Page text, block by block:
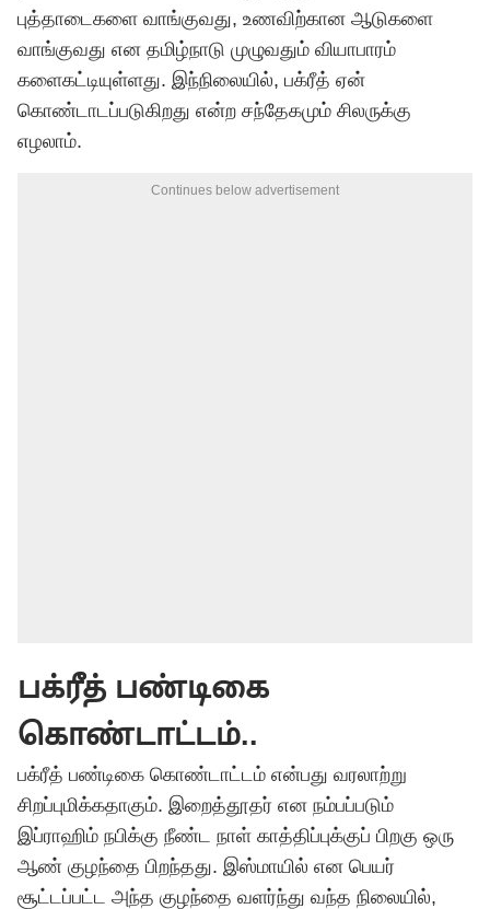
புத்தாடைகளை வாங்குவது, உணவிற்கான ஆடுகளை
வாங்குவது என தமிழ்நாடு முழுவதும் வியாபாரம்
களைகட்டியுள்ளது. இந்நிலையில், பக்ரீத் ஏன்
கொண்டாடப்படுகிறது என்ற சந்தேகமும் சிலருக்கு
எழலாம்.
Continues below advertisement
பக்ரீத் பண்டிகை
கொண்டாட்டம்..
பக்ரீத் பண்டிகை கொண்டாட்டம் என்பது வரலாற்று
சிறப்புமிக்கதாகும். இறைத்தூதர் என நம்பப்படும்
இப்ராஹிம் நபிக்கு நீண்ட நாள் காத்திப்புக்குப் பிறகு ஒரு
ஆண் குழந்தை பிறந்தது. இஸ்மாயில் என பெயர்
சூட்டப்பட்ட அந்த குழந்தை வளர்ந்து வந்த நிலையில்,